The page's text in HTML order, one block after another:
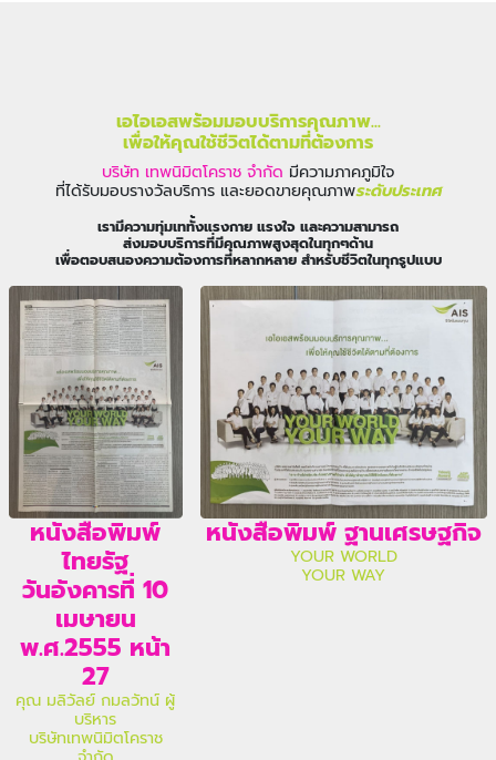
เอไอเอสพร้อมมอบบริการคุณภาพ...
เพื่อให้คุณใช้ชีวิตได้ตามที่ต้องการ
บริษัท เทพนิมิตโคราช จำกัด มีความภาคภูมิใจ
ที่ได้รับมอบรางวัลบริการ และยอดขายคุณภาพระดับประเทศ
เรามีความทุ่มเททั้งแรงกาย แรงใจ และความสามารถ
ส่งมอบบริการที่มีคุณภาพสูงสุดในทุกๆด้าน
เพื่อตอบสนองความต้องการที่หลากหลาย สำหรับชีวิตในทุกรูปแบบ
หนังสือพิมพ์
ไทยรัฐ
วันอังคารที่ 10
เมษายน
พ.ศ.2555 หน้า
27
คุณ มลิวัลย์ กมลวัทน์ ผู้
บริหาร
บริษัทเทพนิมิตโคราช
หนังสือพิมพ์ ฐานเศรษฐกิจ
YOUR WORLD
YOUR WAY